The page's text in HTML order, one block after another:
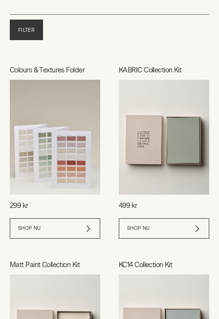
FILTER
Colours & Textures Folder
299 kr
SHOP NU
KABRIC Collection Kit
499 kr
SHOP NU
Matt Paint Collection Kit KC14 Collection Kit